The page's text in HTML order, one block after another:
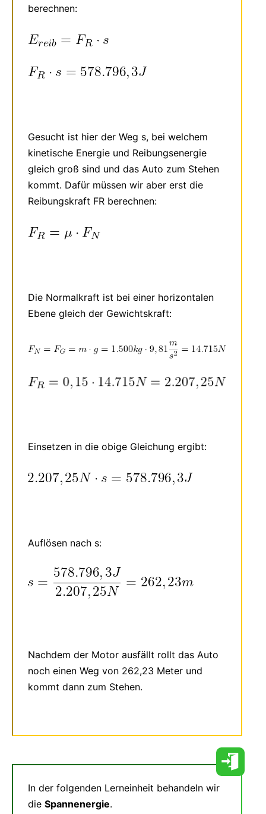
berechnen:
Gesucht ist hier der Weg s, bei welchem
kinetische Energie und Reibungsenergie
gleich groß sind und das Auto zum Stehen
kommt. Dafür müssen wir aber erst die
Reibungskraft FR berechnen:
Die Normalkraft ist bei einer horizontalen
Ebene gleich der Gewichtskraft:
Einsetzen in die obige Gleichung ergibt:
Auflösen nach s:
Nachdem der Motor ausfällt rollt das Auto
noch einen Weg von 262,23 Meter und
kommt dann zum Stehen.
In der folgenden Lerneinheit behandeln wir
die Spannenergie.